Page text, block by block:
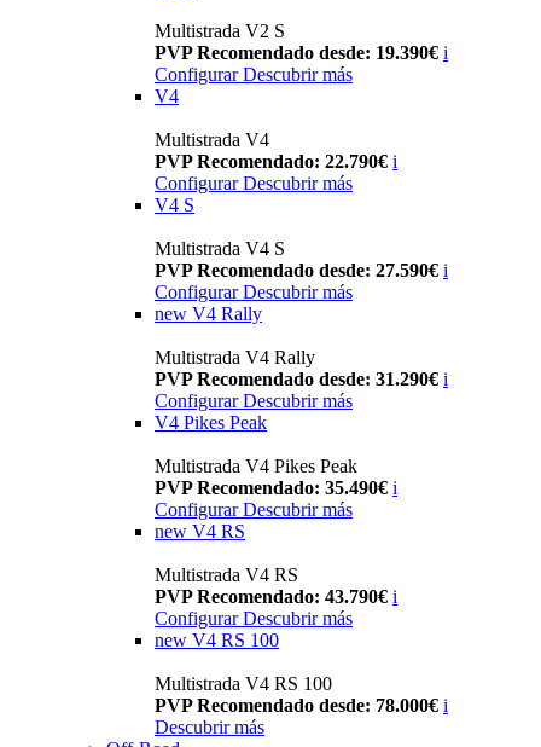
Multistrada V2 S
PVP Recomendado desde: 19.390€ i
Configurar Descubrir más
V4
Multistrada V4
PVP Recomendado: 22.790€ i
Configurar Descubrir más
V4 S
Multistrada V4 S
PVP Recomendado desde: 27.590€ i
Configurar Descubrir más
new V4 Rally
Multistrada V4 Rally
PVP Recomendado desde: 31.290€ i
Configurar Descubrir más
V4 Pikes Peak
Multistrada V4 Pikes Peak
PVP Recomendado: 35.490€ i
Configurar Descubrir más
new V4 RS
Multistrada V4 RS
PVP Recomendado: 43.790€ i
ConfigurarDescubrir más
new V4 RS 100
Multistrada V4 RS 100
PVP Recomendado desde: 78.000€ i
Descubrir más